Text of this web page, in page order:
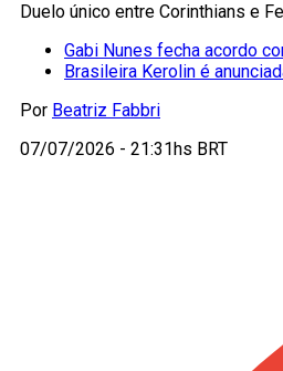
Duelo único entre Corinthians e
Gabi Nunes fecha acordo
Brasileira Kerolin é
Por Beatriz Fabbri
07/07/2026 - 21:31hs BRT